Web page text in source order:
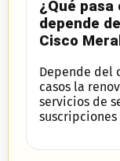
¿Qué
depende
Cisco
Depende del
casos la
servicios de
suscripciones